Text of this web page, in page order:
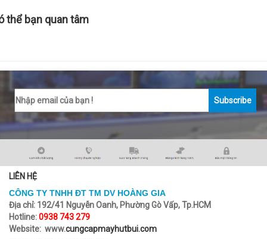
thể bạn quan tâm
Subscribe
LIÊN HỆ
CÔNG TY TNHH ĐT TM DV HOÀNG GIA
Địa chỉ: 192/41 Nguyễn Oanh, Phường Gò Vấp, Tp.HCM
Hotline:0938 743 279
Website: www.cungcapmayhutbui.com